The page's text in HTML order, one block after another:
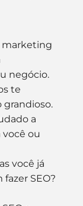
marketing
negócio.
te
grandioso.
a
você ou
você já
SEO?